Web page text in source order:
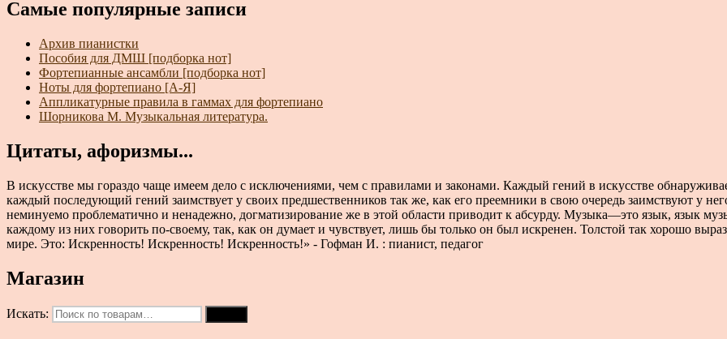
Самые популярные записи
Архив пианистки
Пособия для ДМШ [подборка нот]
Фортепианные ансамбли [подборка нот]
Ноты для фортепиано [А-Я]
Аппликатурные правила в гаммах для фортепиано
Шорникова М. Музыкальная литература.
Цитаты, афоризмы...
В искусстве мы гораздо чаще имеем дело с исключениями, чем с правилами и законами. Каждый гений в искусстве
каждый последующий гений заимствует у своих предшественников так же, как его преемники в свою очередь заимствуют у
неминуемо проблематично и ненадежно, догматизирование же в этой области приводит к абсурду. Музыка—это язык, язык
каждому из них говорить по-своему, так, как он думает и чувствует, лишь бы только он был искренен. Толстой так хорошо
мире. Это: Искренность! Искренность! Искренность!» - Гофман И. : пианист, педагог
Магазин
Искать: